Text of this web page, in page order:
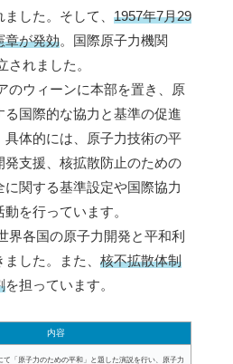
した。そして、 1957年7月29
章が発効。国際原子力機関
されました。
のウィーンに本部を置き、原
国際的な協力と基準の促進
具体的には、原子力技術の平
支援、核拡散防止のための
関する基準設定や国際協力
を行っています。
界各国の原子力開発と平和利
した。また、 核不拡散体制
を担っています。
内容
て「原子力のための平和」と題した演説を行い、原子力